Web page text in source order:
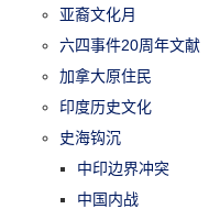
亚裔文化月
六四事件20周年文献
加拿大原住民
印度历史文化
史海钩沉
中印边界冲突
中国内战